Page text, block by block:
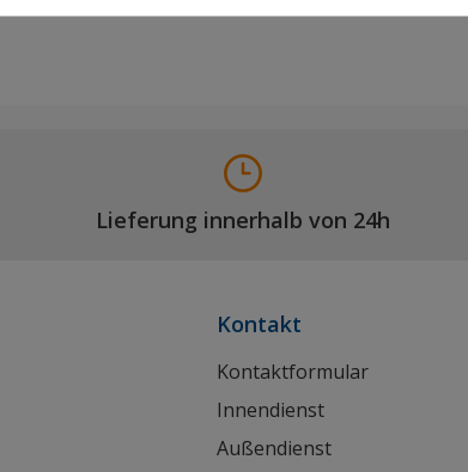
Lieferung innerhalb von 24h
Kontakt
Kontaktformular
Innendienst
Außendienst